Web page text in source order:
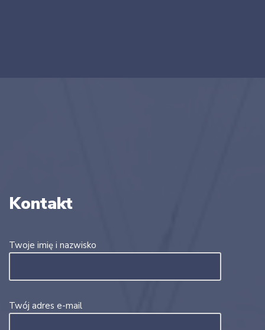
Kontakt
Twoje imię i nazwisko
Twój adres e-mail